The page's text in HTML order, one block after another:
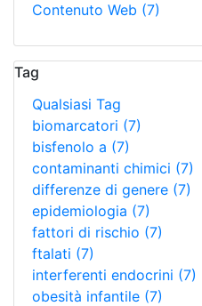
Contenuto Web (7)
Tag
Qualsiasi Tag
biomarcatori (7)
bisfenolo a (7)
contaminanti chimici (7)
differenze di genere (7)
epidemiologia (7)
fattori di rischio (7)
ftalati (7)
interferenti endocrini (7)
obesità infantile (7)